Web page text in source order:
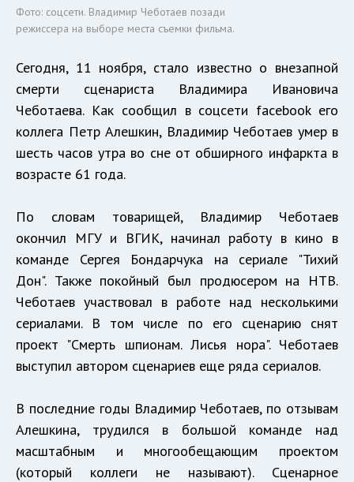
Фото: соцсети. Владимир Чеботаев позади
режиссера на выборе места съемки фильма.
Сегодня, 11 ноября, стало известно о внезапной
смерти сценариста Владимира Ивановича
Чеботаева. Как сообщил в соцсети facebook его
коллега Петр Алешкин, Владимир Чеботаев умер в
шесть часов утра во сне от обширного инфаркта в
возрасте 61 года.
По словам товарищей, Владимир Чеботаев
окончил МГУ и ВГИК, начинал работу в кино в
команде Сергея Бондарчука на сериале "Тихий
Дон". Также покойный был продюсером на НТВ.
Чеботаев участвовал в работе над несколькими
сериалами. В том числе по его сценарию снят
проект "Смерть шпионам. Лисья нора". Чеботаев
выступил автором сценариев еще ряда сериалов.
В последние годы Владимир Чеботаев, по отзывам
Алешкина, трудился в большой команде над
масштабным и многообещающим проектом
(который коллеги не называют). Сценарное